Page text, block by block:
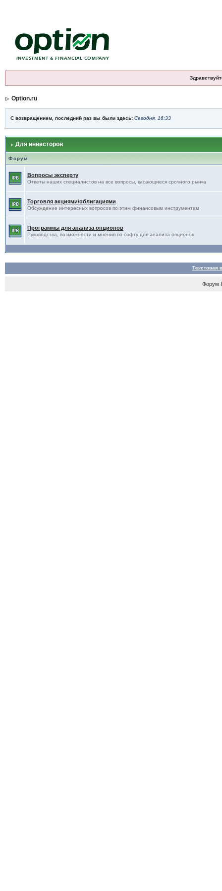
Option.ru
С возвращением, последний раз вы были здесь: Сегодня, 16:33
Для инвесторов
Форум
Вопросы эксперту
Ответы наших специалистов на все вопросы, касающиеся срочного рынка
Торговля акциями/облигациями
Обсуждение интересных вопросов по этим финансовым инструментам
Программы для анализа опционов
Руководства, возможности и мнения по софту для анализа опционов
Текстовая
Форум